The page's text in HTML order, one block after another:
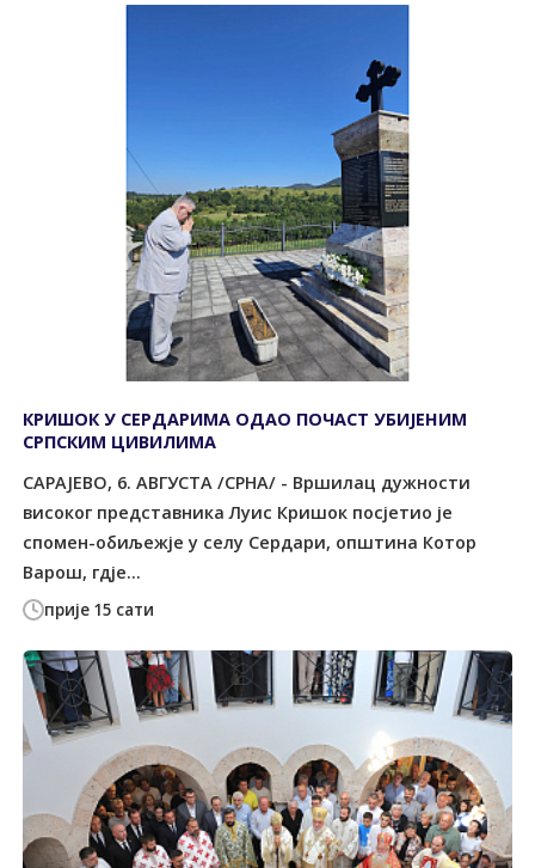
прије 15 сати
КРИШОК У СЕРДАРИМА ОДАО ПОЧАСТ УБИЈЕНИМ
СРПСКИМ ЦИВИЛИМА
САРАЈЕВО, 6. АВГУСТА /СРНА/ - Вршилац дужности
високог представника Луис Кришок посјетио је
спомен-обиљежје у селу Сердари, општина Котор
Варош, гдје...